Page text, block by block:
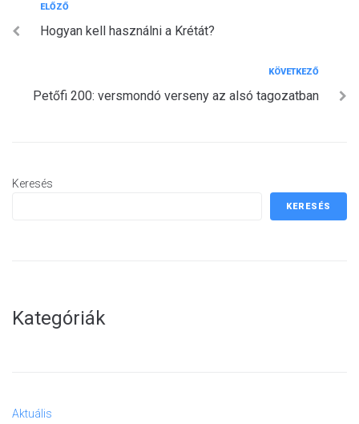
Bejegyzés
navigáció
Előző
ELŐZŐ
Hogyan kell használni a Krétát?
KÖVETKEZŐ
Petőfi 200: versmondó verseny az alsó tagozatban
Keresés
KERESÉS
Kategóriák
Aktuális